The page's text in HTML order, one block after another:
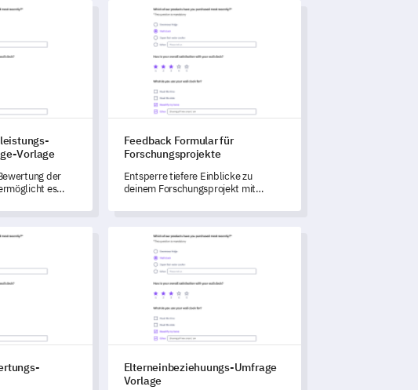
Evaluationsumfrage-Vorlage
Vorlage
der
es
zu messen,
zu fördern.
Feedback Formular für Forschungsprojekte
Feedback Formular für
Forschungsprojekte
Entsperre tiefere Einblicke zu
deinem Forschungsprojekt mit
Formular.
Vorlage Elterneinbeziehuungs-Umfrage Vorlage
Elterneinbeziehuungs-Umfrage
Vorlage